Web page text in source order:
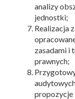
analizy
jednostki;
Realizacja
zasadami i
prawnych;
propozycje